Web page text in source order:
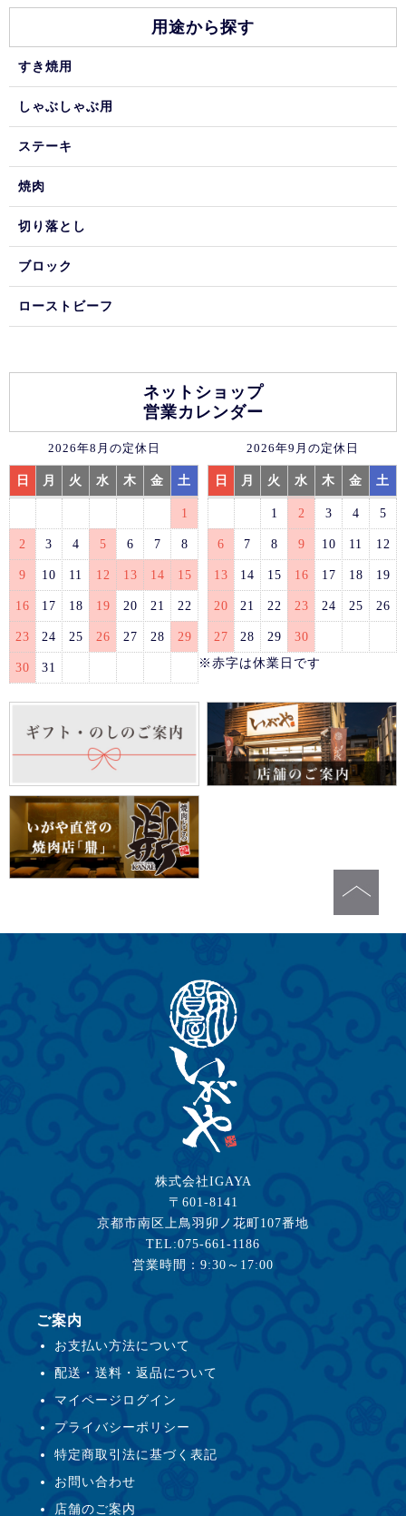
用途から探す
すき焼用
しゃぶしゃぶ用
ステーキ
焼肉
切り落とし
ブロック
ローストビーフ
ネットショップ
営業カレンダー
2026年8月の定休日
日 月 火 水 木 金 土
1
2 3 4 5 6 7 8
9 10 11 12 13 14 15
16 17 18 19 20 21 22
23 24 25 26 27 28 29
30 31
2026年9月の定休日
日 月 火 水 木 金 土
1 2 3 4 5
6 7 8 9 10 11 12
13 14 15 16 17 18 19
20 21 22 23 24 25 26
27 28 29
30
※赤字は休業日です
株式会社IGAYA
〒601-8141
京都市南区上鳥羽卯ノ花町107番地
TEL:075-661-1186
営業時間：9:30～17:00
ご案内
お支払い方法について
配送・送料・返品について
マイページログイン
プライバシーポリシー
特定商取引法に基づく表記
お問い合わせ
店舗のご案内